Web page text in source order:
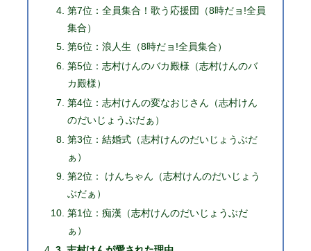
第7位：全員集合！歌う応援団（8時だョ!全員
集合）
第6位：浪人生（8時だョ!全員集合）
第5位：志村けんのバカ殿様（志村けんのバ
カ殿様）
第4位：志村けんの変なおじさん（志村けん
のだいじょうぶだぁ）
第3位：結婚式（志村けんのだいじょうぶだ
ぁ）
第2位： けんちゃん（志村けんのだいじょう
ぶだぁ）
第1位：痴漢（志村けんのだいじょうぶだ
ぁ）